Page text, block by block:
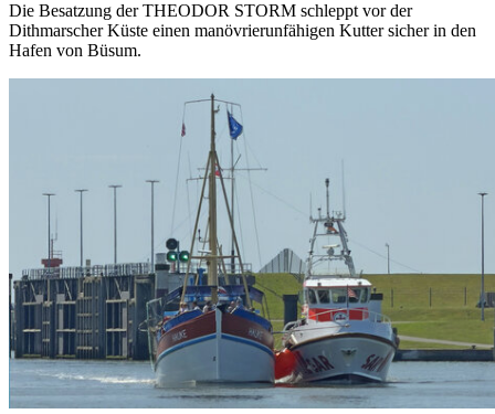
Die Besatzung der THEODOR STORM schleppt vor der
Dithmarscher Küste einen manövrierunfähigen Kutter sicher in den
Hafen von Büsum.